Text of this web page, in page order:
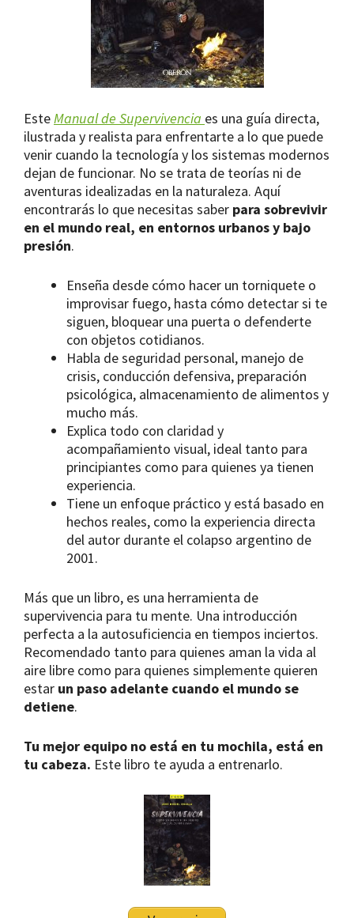
Este Manual de Supervivencia es una guía directa,
ilustrada y realista para enfrentarte a lo que puede
venir cuando la tecnología y los sistemas modernos
dejan de funcionar. No se trata de teorías ni de
aventuras idealizadas en la naturaleza. Aquí
encontrarás lo que necesitas saber para sobrevivir
en el mundo real, en entornos urbanos y bajo
presión.
Enseña desde cómo hacer un torniquete o
improvisar fuego, hasta cómo detectar si te
siguen, bloquear una puerta o defenderte
con objetos cotidianos.
Habla de seguridad personal, manejo de
crisis, conducción defensiva, preparación
psicológica, almacenamiento de alimentos y
mucho más.
Explica todo con claridad y
acompañamiento visual, ideal tanto para
principiantes como para quienes ya tienen
experiencia.
Tiene un enfoque práctico y está basado en
hechos reales, como la experiencia directa
del autor durante el colapso argentino de
2001.
Más que un libro, es una herramienta de
supervivencia para tu mente. Una introducción
perfecta a la autosuficiencia en tiempos inciertos.
Recomendado tanto para quienes aman la vida al
aire libre como para quienes simplemente quieren
estar un paso adelante cuando el mundo se
detiene.
Tu mejor equipo no está en tu mochila, está en
tu cabeza. Este libro te ayuda a entrenarlo.